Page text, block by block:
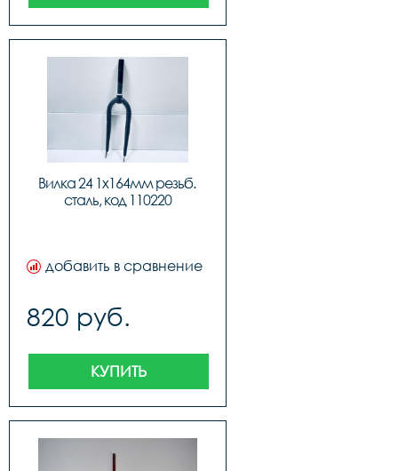
Вилка 24 1х164мм резьб.
сталь, код 110220
добавить в сравнение
820 руб.
КУПИТЬ